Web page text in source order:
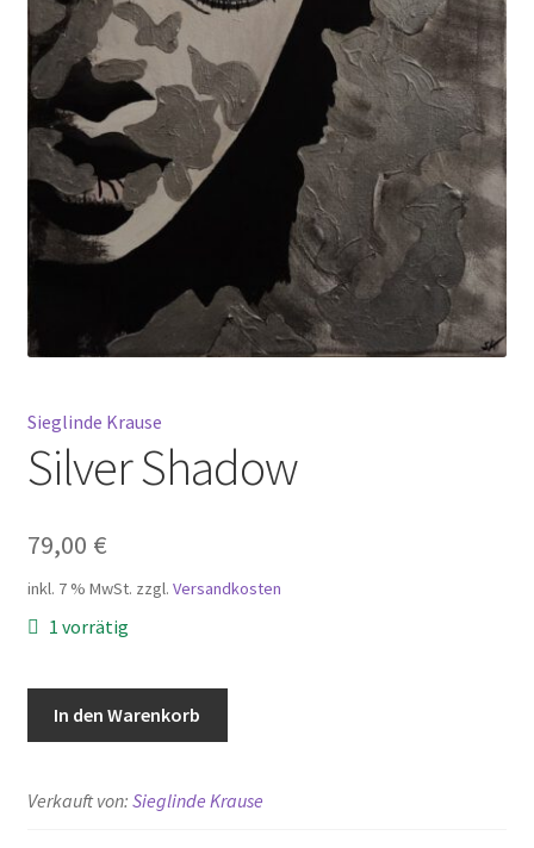
Mein Konto
Warenkorb
Widerrufsbelehrung
Sieglinde Krause
Silver Shadow
79,00 €
inkl. 7 % MwSt. zzgl. Versandkosten
1 vorrätig
In den Warenkorb
Verkauft von: Sieglinde Krause